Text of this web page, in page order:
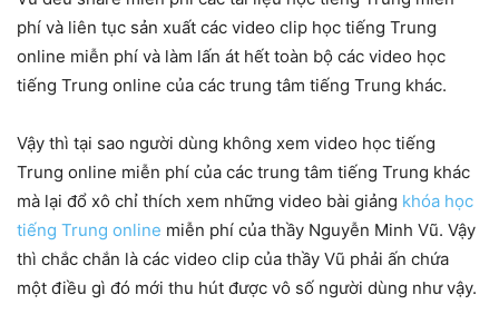
phí và liên tục sản xuất các video clip học tiếng Trung
online miễn phí và làm lấn át hết toàn bộ các video học
tiếng Trung online của các trung tâm tiếng Trung khác.
Vậy thì tại sao người dùng không xem video học tiếng
Trung online miễn phí của các trung tâm tiếng Trung khác
mà lại đổ xô chỉ thích xem những video bài giảng khóa học
tiếng Trung online miễn phí của thầy Nguyễn Minh Vũ. Vậy
thì chắc chắn là các video clip của thầy Vũ phải ấn chứa
một điều gì đó mới thu hút được vô số người dùng như vậy.